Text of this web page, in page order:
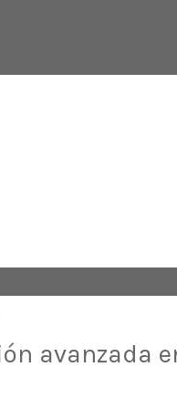
avanzada